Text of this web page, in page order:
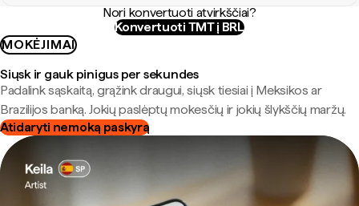
Nori konvertuoti atvirkščiai?
Konvertuoti TMT į BRL
MOKĖJIMAI
Siųsk ir gauk pinigus per sekundes
Padalink sąskaitą, grąžink draugui, siųsk tiesiai į Meksikos ar
Brazilijos banką. Jokių paslėptų mokesčių ir jokių šlykščių maržų.
Atidaryti nemoką paskyrą